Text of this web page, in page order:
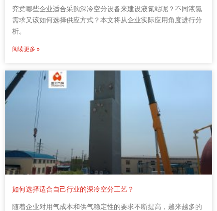
究竟哪些企业适合采购深冷空分设备来建设液氮站呢？不同液氮
需求又该如何选择供应方式？本文将从企业实际应用角度进行分
析。
阅读更多 »
如何选择适合自己行业的深冷空分工艺？
随着企业对用气成本和供气稳定性的要求不断提高，越来越多的